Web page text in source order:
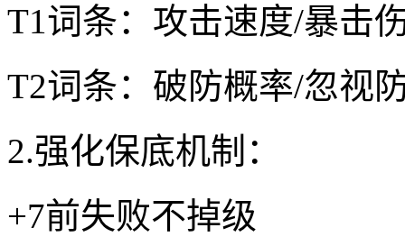
T1词条：攻击速度/暴击
T2词条：破防概率/忽视
2.强化保底机制：
+7前失败不掉级